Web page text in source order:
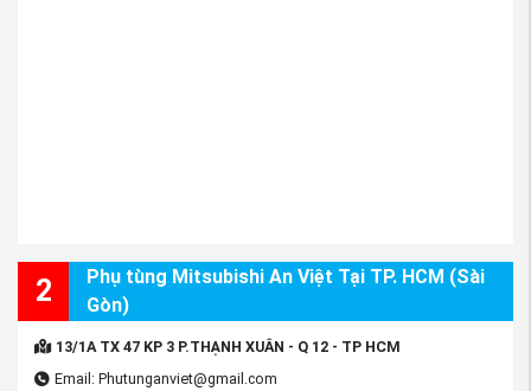
2
Phụ tùng Mitsubishi An Việt Tại TP. HCM (Sài
Gòn)
13/1A TX 47 KP 3 P.THẠNH XUÂN - Q 12 - TP HCM
Email: Phutunganviet@gmail.com